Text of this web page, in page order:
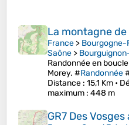
La montagne
France >
Saône >
Randonnée en
Morey. #Randonnée
Distance : 15,1 Km •
maximum : 448 m
GR7 Des